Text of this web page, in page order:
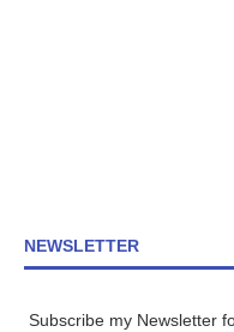
NEWSLETTER
Subscribe my Newsletter